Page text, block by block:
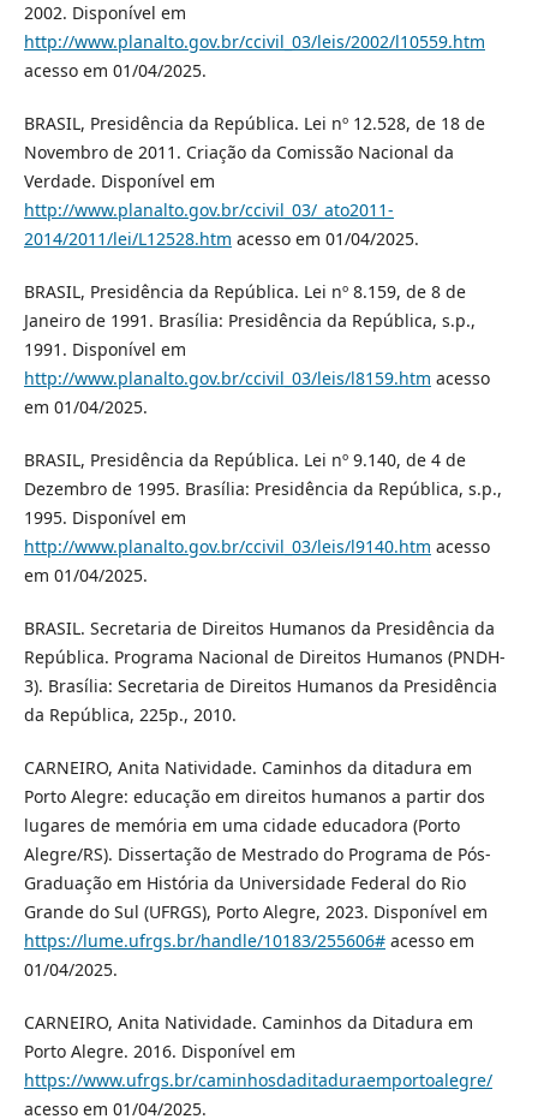
2002. Disponível em
http://www.planalto.gov.br/ccivil_03/leis/2002/l10559.htm
acesso em 01/04/2025.
BRASIL, Presidência da República. Lei nº 12.528, de 18 de
Novembro de 2011. Criação da Comissão Nacional da
Verdade. Disponível em
http://www.planalto.gov.br/ccivil_03/_ato2011-
2014/2011/lei/L12528.htm acesso em 01/04/2025.
BRASIL, Presidência da República. Lei nº 8.159, de 8 de
Janeiro de 1991. Brasília: Presidência da República, s.p.,
1991. Disponível em
http://www.planalto.gov.br/ccivil_03/leis/l8159.htm acesso
em 01/04/2025.
BRASIL, Presidência da República. Lei nº 9.140, de 4 de
Dezembro de 1995. Brasília: Presidência da República, s.p.,
1995. Disponível em
http://www.planalto.gov.br/ccivil_03/leis/l9140.htm acesso
em 01/04/2025.
BRASIL. Secretaria de Direitos Humanos da Presidência da
República. Programa Nacional de Direitos Humanos (PNDH-
3). Brasília: Secretaria de Direitos Humanos da Presidência
da República, 225p., 2010.
CARNEIRO, Anita Natividade. Caminhos da ditadura em
Porto Alegre: educação em direitos humanos a partir dos
lugares de memória em uma cidade educadora (Porto
Alegre/RS). Dissertação de Mestrado do Programa de Pós-
Graduação em História da Universidade Federal do Rio
Grande do Sul (UFRGS), Porto Alegre, 2023. Disponível em
https://lume.ufrgs.br/handle/10183/255606#acesso em
01/04/2025.
CARNEIRO, Anita Natividade. Caminhos da Ditadura em
Porto Alegre. 2016. Disponível em
https://www.ufrgs.br/caminhosdaditaduraemportoalegre/
acesso em 01/04/2025.